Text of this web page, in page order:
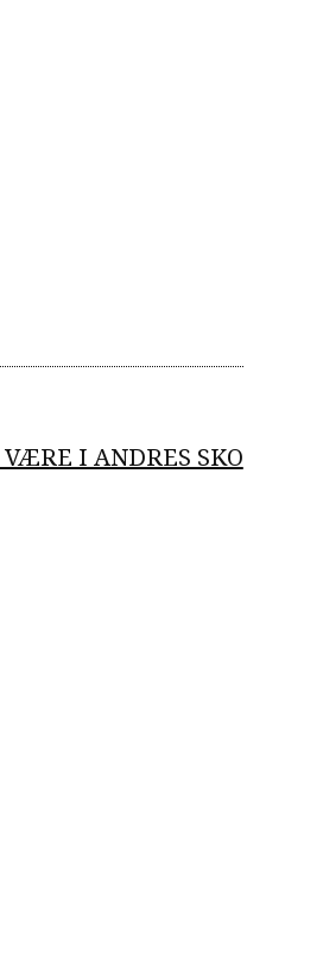
I ANDRES SKO